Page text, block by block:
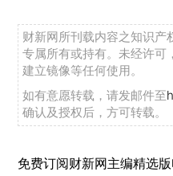
财新网所刊载内容之知识产
专属所有或持有。未经许可
建立镜像等任何使用。
如有意愿转载，请发邮件至
确认及授权后，方可转载。
免费订阅财新网主编精选